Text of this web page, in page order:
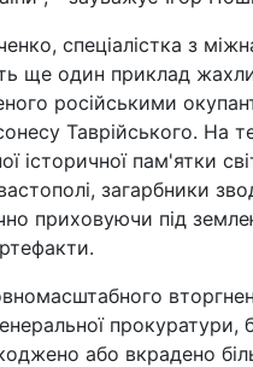
спеціалістка з
ще один приклад
російськими
Таврійського. На
історичної пам'ятки
загарбники
приховуючи під
прокуратури,
або вкрадено